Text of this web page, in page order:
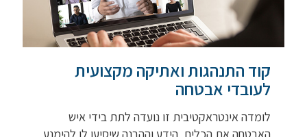
קוד התנהגות ואתיקה מקצועית
לעובדי אבטחה
לומדה אינטראקטיבית זו נועדה לתת בידי איש
האבטחה את הכלים, הידע וההבנה שיסיעו לו להימנע